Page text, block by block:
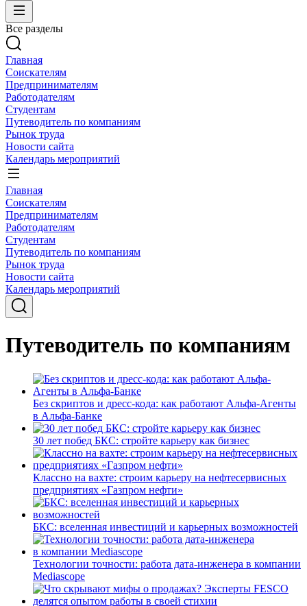
Все разделы
Главная
Соискателям
Предпринимателям
Работодателям
Студентам
Путеводитель по компаниям
Рынок труда
Новости сайта
Календарь мероприятий
Главная
Соискателям
Предпринимателям
Работодателям
Студентам
Путеводитель по компаниям
Рынок труда
Новости сайта
Календарь мероприятий
Путеводитель по компаниям
Без скриптов и дресс-кода: как работают Альфа-Агенты
в Альфа-Банке
30 лет побед БКС: стройте карьеру как бизнес
Классно на вахте: строим карьеру на нефтесервисных
предприятиях «Газпром нефти»
БКС: вселенная инвестиций и карьерных возможностей
Технологии точности: работа дата-инженера в компании
Mediascope